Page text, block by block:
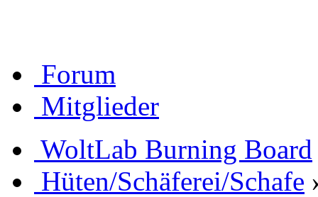
Forum
Mitglieder
WoltLab Burning Board
Hüten/Schäferei/Schafe